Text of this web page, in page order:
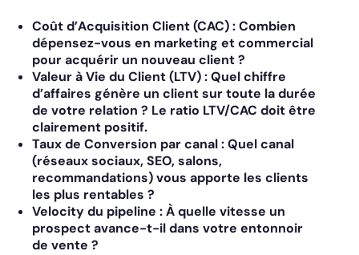
Coût d’Acquisition Client (CAC) :Combien
dépensez-vous en marketing et commercial
pour acquérir un nouveau client ?
Valeur à Vie du Client (LTV) :Quel chiffre
d’affaires génère un client sur toute la durée
de votre relation ? Le ratio LTV/CAC doit être
clairement positif.
Taux de Conversion par canal :Quel canal
(réseaux sociaux, SEO, salons,
recommandations) vous apporte les clients
les plus rentables ?
Velocity du pipeline :À quelle vitesse un
prospect avance-t-il dans votre entonnoir
de vente ?